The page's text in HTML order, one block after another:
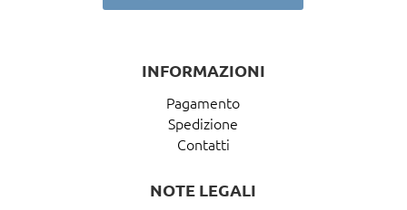
INFORMAZIONI
Pagamento
Spedizione
Contatti
NOTE LEGALI